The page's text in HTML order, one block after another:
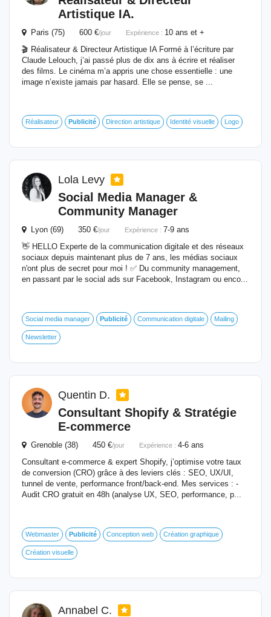
Artistique IA.
Paris (75) 600 €/jour Expérience : 10 ans et +
🎬 Réalisateur & Directeur Artistique IA Formé à l’écriture par
Claude Lelouch, j’ai passé plus de dix ans à écrire et réaliser
des films. Le cinéma m’a appris une chose essentielle : une
image n’existe jamais par hasard. Elle se pense, se ...
Réalisateur Publicité Direction artistique Identité visuelle Logo
Lola Levy
Social Media Manager &
Community Manager
Lyon (69) 350 €/jour Expérience : 7-9 ans
👋 HELLO Experte de la communication digitale et des réseaux
sociaux depuis maintenant plus de 7 ans, les médias sociaux
n'ont plus de secret pour moi ! ✅ Du community management,
en passant par le social ads sur Facebook, Instagram ou enco...
Social media manager Publicité Communication digitale Mailing
Newsletter
Quentin D.
Consultant Shopify & Stratégie
E‑commerce
Grenoble (38) 450 €/jour Expérience : 4-6 ans
Consultant e-commerce & expert Shopify, j’optimise votre taux
de conversion (CRO) grâce à des leviers clés : SEO, UX/UI,
tunnel de vente, performance front/back-end. Mes services : -
Audit CRO gratuit en 48h (analyse UX, SEO, performance, p...
Webmaster Publicité Conception web Création graphique
Création visuelle
Annabel C.